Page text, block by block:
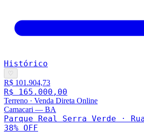
Histórico
♡
R$ 101.904,73
R$ 165.000,00
Terreno · Venda Direta Online
Camacari — BA
Parque Real Serra Verde ·
38% OFF